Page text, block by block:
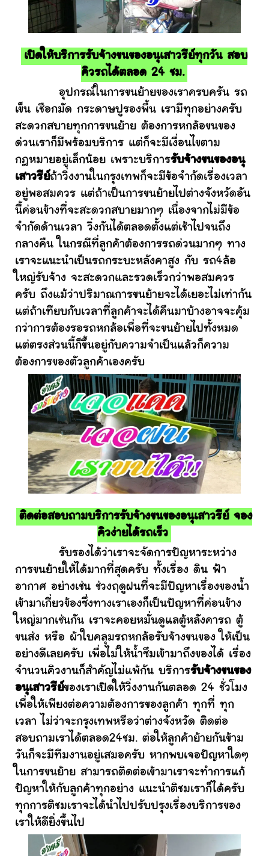
เปิดให้บริการรับจ้างขนของอนุเสาวรีย์ทุกวัน สอบ
คิวรถได้ตลอด 24 ชม.
อุปกรณ์ในการขนย้ายของเราครบครัน รถ
เข็น เชือกมัด กระดาษปูรองพื้น เรามีทุกอย่างครับ
สะดวกสบายทุกการขนย้าย ต้องการหกล้อขนของ
ด่วนเราก็มีพร้อมบริการ แต่ก็จะมีเงื่อนไขตาม
กฎหมายอยู่เล็กน้อย เพราะบริการรับจ้างขนของอนุ
เสาวรีย์ถ้าวิ่งงานในกรุงเทพก็จะมีข้อจำกัดเรื่องเวลา
อยู่พอสมควร แต่ถ้าเป็นการขนย้ายไปต่างจังหวัดอัน
นี้ค่อนข้างที่จะสะดวกสบายมากๆ เนื่องจากไม่มีข้อ
จำกัดด้านเวลา วิ่งกันได้ตลอดตั้งแต่เช้าไปจนถึง
กลางคืน ในกรณีที่ลูกค้าต้องการรถด่วนมากๆ ทาง
เราจะแนะนำเป็นรถกระบะหลังคาสูง กับ รถ4ล้อ
ใหญ่รับจ้าง จะสะดวกและรวดเร็วกว่าพอสมควร
ครับ ถึงแม้ว่าปริมาณการขนย้ายจะได้เยอะไม่เท่ากัน
แต่ถ้าเทียบกับเวลาที่ลูกค้าจะได้คืนมาบ้างอาจจะคุ้ม
กว่าการต้องรอรถหกล้อเพื่อที่จะขนย้ายไปทั้งหมด
แต่ตรงส่วนนี้ก็ขึ้นอยู่กับความจำเป็นแล้วก็ความ
ต้องการของตัวลูกค้าเองครับ
ติดต่อสอบถามบริการรับจ้างขนของอนุเสาวรีย์ จอง
คิวง่ายได้รถเร็ว
รับรองได้ว่าเราจะจัดการปัญหาระหว่าง
การขนย้ายให้ได้มากที่สุดครับ ทั้งเรื่อง ดิน ฟ้า
อากาศ อย่างเช่น ช่วงฤดูฝนที่จะมีปัญหาเรื่องของน้ำ
เข้ามาเกี่ยวข้องซึ่งทางเราเองก็เป็นปัญหาที่ค่อนข้าง
ใหญ่มากเช่นกัน เราจะคอยหมั่นดูแลตู้หลังคารถ ตู้
ขนส่ง หรือ ผ้าใบคลุมรถหกล้อรับจ้างขนของ ให้เป็น
อย่างดีเลยครับ เพื่อไม่ให้น้ำซึมเข้ามาถึงของได้ เรื่อง
จำนวนคิวงานก็สำคัญไม่แพ้กัน บริการรับจ้างขนของ
อนุเสาวรีย์ของเราเปิดให้วิ่งงานกันตลอด 24 ชั่วโมง
เพื่อให้เพียงต่อความต้องการของลูกค้า ทุกที่ ทุก
เวลา ไม่ว่าจะกรุงเทพหรือว่าต่างจังหวัด ติดต่อ
สอบถามเราได้ตลอด24ชม. ต่อให้ลูกค้าย้ายกันข้าม
วันก็จะมีทีมงานอยู่เสมอครับ หากพบเจอปัญหาใดๆ
ในการขนย้าย สามารถติดต่อเข้ามาเราจะทำการแก้
ปัญหาให้กับลูกค้าทุกอย่าง แนะนำติชมเราก็ได้ครับ
ทุกการติชมเราจะได้นำไปปรับปรุงเรื่องบริการของ
เราให้ดียิ่งขึ้นไป